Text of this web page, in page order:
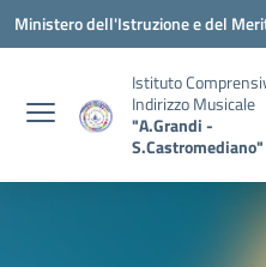
Vai ai contenuti
Vai al menu di navigazione
Vai al footer
Ministero dell'Istruzione e del
Istituto
Indirizzo Musicale
"A.Grandi -
S.Castromediano"